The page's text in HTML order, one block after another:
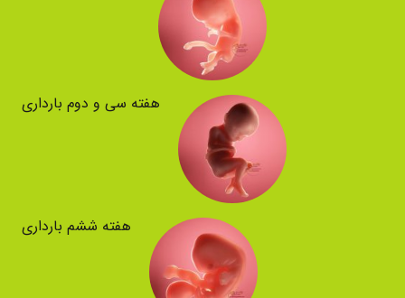
هفته سی و دوم بارداری
هفته ششم بارداری